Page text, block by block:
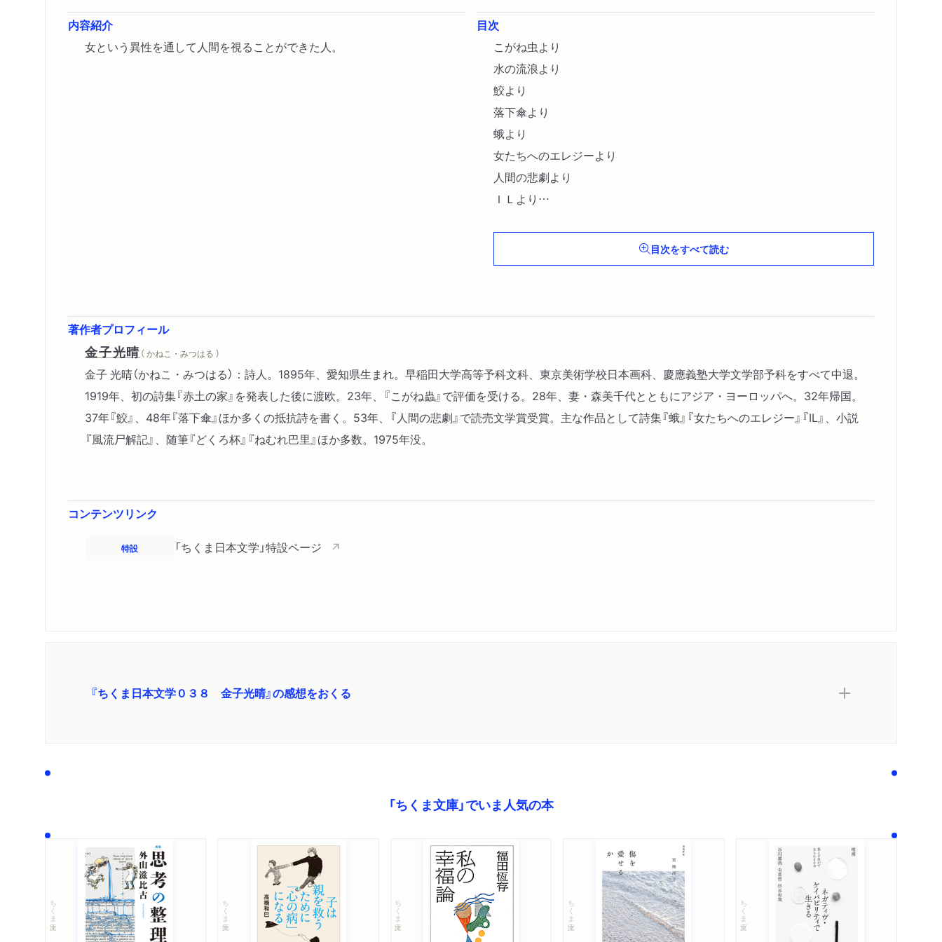
内容紹介
女という異性を通して人間を視ることができた人。
目次
こがね虫より
水の流浪より
鮫より
落下傘より
蛾より
女たちへのエレジーより
人間の悲劇より
ＩＬより
目次をすべて読む
著作者プロフィール
金子光晴（ かねこ・みつはる ）
金子 光晴（かねこ・みつはる）：詩人。1895年、愛知県生まれ。早稲田大学高等予科文科、東京美術学校日本画科、慶應義塾大学文学部予科をすべて中退。
1919年、初の詩集『赤土の家』を発表した後に渡欧。23年、『こがね蟲』で評価を受ける。28年、妻・森美千代とともにアジア・ヨーロッパへ。32年帰国。
37年『鮫』、48年『落下傘』ほか多くの抵抗詩を書く。53年、『人間の悲劇』で読売文学賞受賞。主な作品として詩集『蛾』『女たちへのエレジー』『IL』、小説
『風流尸解記』、随筆『どくろ杯』『ねむれ巴里』ほか多数。1975年没。
コンテンツリンク
特設 「ちくま日本文学」特設ページ
『ちくま日本文学０３８ 金子光晴』の感想をおくる
「ちくま文庫」でいま人気の本
ちくま文庫 ちくま文庫 ちくま文庫 ちくま文庫 ちくま文庫